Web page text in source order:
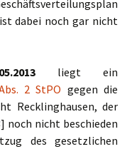
dabei noch gar nicht
liegt ein
2 StPO gegen die
Recklinghausen, der
noch nicht beschieden
des gesetzlichen